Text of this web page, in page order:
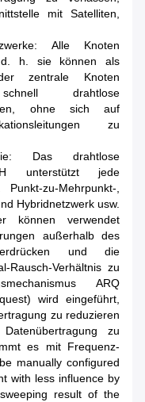
mit Satelliten,
Alle Knoten
d. h. sie können als
zentrale Knoten
drahtlose
ohne sich auf
zu
Das drahtlose
unterstützt jede
zu-Mehrpunkt-,
Hybridnetzwerk usw.
können verwendet
außerhalb des
und die
Rausch-Verhältnis zu
ARQ
wird eingeführt,
zu reduzieren
zu
es mit Frequenz-
manually configured
with less influence by
result of the